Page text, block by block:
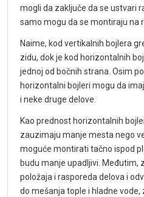
mogli da zaključe da se ustvari
samo mogu da se montiraju na
Naime, kod vertikalnih bojlera
zidu, dok je kod horizontalnih
jednoj od bočnih strana. Osim
horizontalni bojleri mogu da
i neke druge delove.
Kao prednost horizontalnih
zauzimaju manje mesta nego
moguće montirati tačno ispod
budu manje upadljivi. Međutim,
položaja i rasporeda delova i
do mešanja tople i hladne vode,